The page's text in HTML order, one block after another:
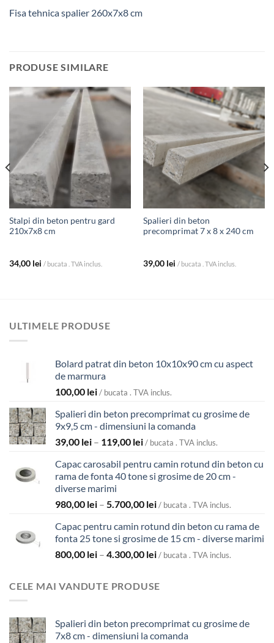
Fisa tehnica spalier 260x7x8 cm
PRODUSE SIMILARE
Stalpi din beton pentru gard
210x7x8 cm
34,00 lei / bucata . TVA inclus.
Spalieri din beton
precomprimat 7 x 8 x 240 cm
39,00 lei / bucata . TVA inclus.
ULTIMELE PRODUSE
Bolard patrat din beton 10x10x90 cm cu aspect
de marmura
100,00 lei/ bucata . TVA inclus.
Spalieri din beton precomprimat cu grosime de
9x9,5 cm - dimensiuni la comanda
39,00 lei – 119,00 leiInterval
prețuri:
39,00 lei
la
/ bucata . TVA inclus.
Capac carosabil pentru camin rotund din beton cu
rama de fonta 40 tone si grosime de 20 cm -
diverse marimi
980,00 lei – 5.700,00 leiInterval
prețuri:
980,00 lei
până
5.700,00 lei
/ bucata . TVA inclus.
Capac pentru camin rotund din beton cu rama de
fonta 25 tone si grosime de 15 cm - diverse marimi
800,00 lei – 4.300,00 leiInterval
800,00 lei
4.300,00 lei
/ bucata . TVA inclus.
CELE MAI VANDUTE PRODUSE
Spalieri din beton precomprimat cu grosime de
7x8 cm - dimensiuni la comanda